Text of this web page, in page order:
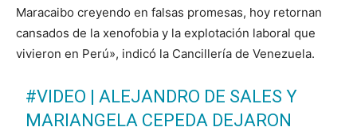
Maracaibo creyendo en falsas promesas, hoy retornan
cansados de la xenofobia y la explotación laboral que
vivieron en Perú», indicó la Cancillería de Venezuela.
#VIDEO | ALEJANDRO DE SALES Y
MARIANGELA CEPEDA DEJARON